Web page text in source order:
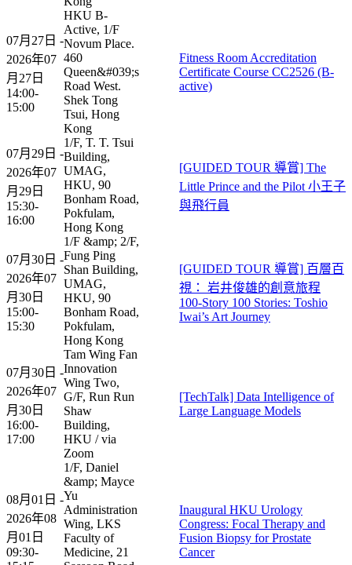
07月27日 -
2026年07
月27日
14:00-
15:00
HKU B-
Active, 1/F
Novum Place.
460
Queen&#039;s
Road West.
Shek Tong
Tsui, Hong
Kong
Fitness Room Accreditation
Certificate Course CC2526 (B-
active)
07月29日 -
2026年07
月29日
15:30-
16:00
1/F, T. T. Tsui
Building,
UMAG,
HKU, 90
Bonham Road,
Pokfulam,
Hong Kong
[GUIDED TOUR 導賞] The
Little Prince and the Pilot 小王子
與飛行員
07月30日 -
2026年07
月30日
15:00-
15:30
1/F &amp; 2/F,
Fung Ping
Shan Building,
UMAG,
HKU, 90
Bonham Road,
Pokfulam,
Hong Kong
[GUIDED TOUR 導賞] 百層百
視： 岩井俊雄的創意旅程
100-Story 100 Stories: Toshio
Iwai’s Art Journey​
07月30日 -
2026年07
月30日
16:00-
17:00
Tam Wing Fan
Innovation
Wing Two,
G/F, Run Run
Shaw
Building,
HKU / via
Zoom
[TechTalk] Data Intelligence of
Large Language Models
08月01日 -
2026年08
月01日
09:30-
1/F, Daniel
&amp; Mayce
Yu
Administration
Wing, LKS
Faculty of
Medicine, 21
Inaugural HKU Urology
Congress: Focal Therapy and
Fusion Biopsy for Prostate
Cancer